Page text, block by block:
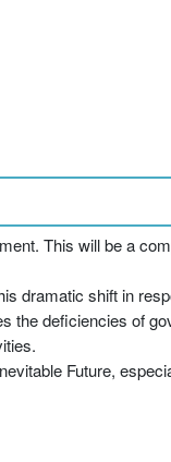
This will be a
dramatic shift in
the deficiencies of
Future,